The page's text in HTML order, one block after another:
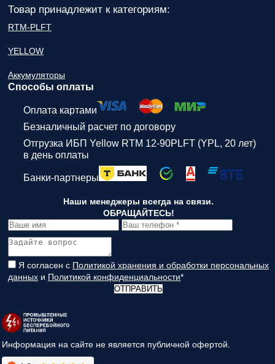
Товар принадлежит к категориям:
RTM-PLFT
YELLOW
Аккумуляторы
Способы оплаты
Оплата картами
Безналичный расчет по договору
Отгрузка ИБП Yellow RTM 12-90PLFT (YPL, 20 лет)
в день оплаты
Банки-партнеры
Наши менеджеры всегда на связи.
ОБРАЩАЙТЕСЬ!
Я согласен с Политикой хранения и обработки персональных
данных и Политикой конфиденциальности*
ОТПРАВИТЬ
Информация на сайте не является публичной офертой.